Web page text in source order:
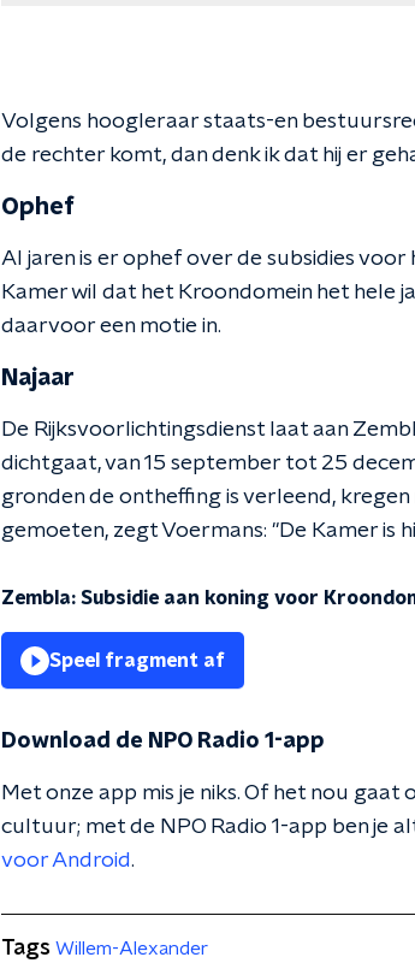
Volgens hoogleraar staats-en
de rechter komt, dan denk ik dat hij er
Ophef
Al jaren is er ophef over de subsidies
Kamer wil dat het Kroondomein het hele
daarvoor een motie in.
Najaar
De Rijksvoorlichtingsdienst laat aan
dichtgaat, van 15 september tot 25
gronden de ontheffing is verleend,
gemoeten, zegt Voermans: "De Kamer
Zembla: Subsidie aan koning voor
Speel fragment af
Download de NPO Radio 1-app
Met onze app mis je niks. Of het nou
cultuur; met de NPO Radio 1-app ben je
voor Android.
Tags Willem-Alexander